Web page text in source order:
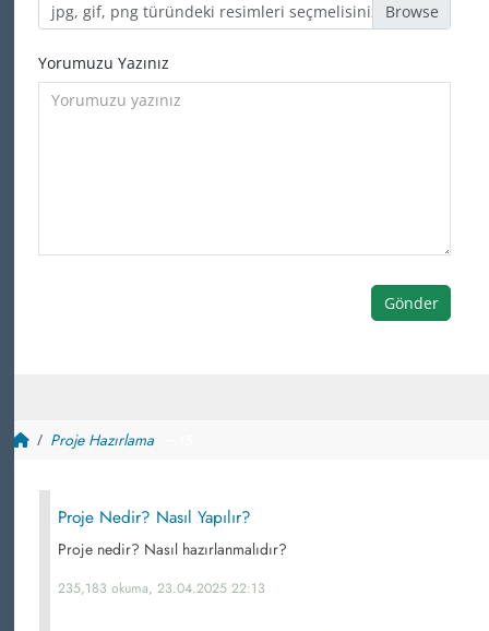
jpg, gif, png türündeki resimleri seçmelisiniz
Yorumuzu Yazınız
Gönder
Proje Hazırlama
Proje Nedir? Nasıl Yapılır?
Proje nedir? Nasıl hazırlanmalıdır?
235,183 okuma, 23.04.2025 22:13